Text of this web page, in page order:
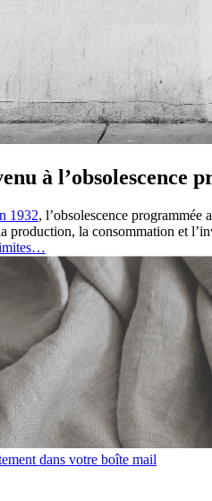
à l’obsolescence
1932, l’obsolescence
production, la consommation et
dans votre boîte mail